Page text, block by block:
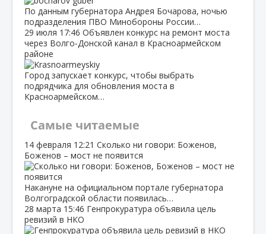
По данным губернатора Андрея Бочарова, ночью
подразделения ПВО Минобороны России…
29 июля 17:46 Объявлен конкурс на ремонт моста
через Волго‑Донской канал в Красноармейском
районе
Город запускает конкурс, чтобы выбрать
подрядчика для обновления моста в
Красноармейском…
Самые читаемые
14 февраля 12:21 Сколько ни говори: Боженов,
Боженов – мост не появится
Накануне на официальном портале губернатора
Волгоградской области появилась…
28 марта 15:46 Генпрокуратура объявила цель
ревизий в НКО